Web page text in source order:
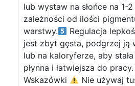
lub wystaw na słońce na 1-
zależności od ilości
warstwy.
Regulacja
jest zbyt gęsta, podgrzej ją
lub na kaloryferze, aby
płynna i łatwiejsza do
Wskazówki
Nie używaj